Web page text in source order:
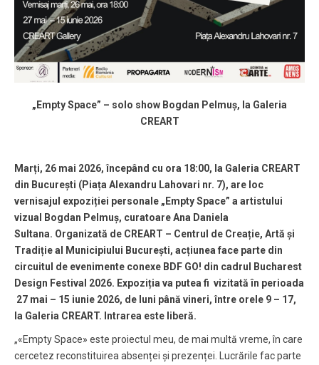
„Empty Space” – solo show Bogdan Pelmuș, la Galeria
CREART
Marți, 26 mai 2026, începând cu ora 18:00, la Galeria CREART
din București (Piața Alexandru Lahovari nr. 7), are loc
vernisajul expoziției personale „Empty Space” a artistului
vizual Bogdan Pelmuș, curatoare Ana Daniela
Sultana. Organizată de CREART – Centrul de Creație, Artă și
Tradiție al Municipiului București, acțiunea face parte din
circuitul de evenimente conexe BDF GO! din cadrul Bucharest
Design Festival 2026. Expoziția va putea fi vizitată în perioada
27 mai – 15 iunie 2026, de luni până vineri, între orele 9 – 17,
la Galeria CREART. Intrarea este liberă.
„«Empty Space» este proiectul meu, de mai multă vreme, în care
cercetez reconstituirea absenței și prezenței. Lucrările fac parte